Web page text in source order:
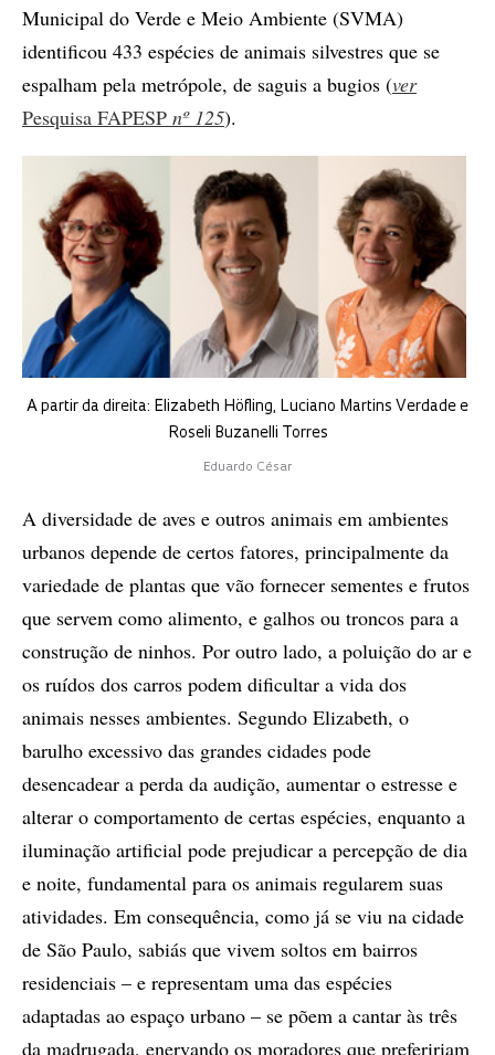
Municipal do Verde e Meio Ambiente (SVMA)
identificou 433 espécies de animais silvestres que se
espalham pela metrópole, de saguis a bugios (ver
Pesquisa FAPESP nº 125).
A partir da direita: Elizabeth Höfling, Luciano Martins Verdade e
Roseli Buzanelli Torres
Eduardo César
A diversidade de aves e outros animais em ambientes
urbanos depende de certos fatores, principalmente da
variedade de plantas que vão fornecer sementes e frutos
que servem como alimento, e galhos ou troncos para a
construção de ninhos. Por outro lado, a poluição do ar e
os ruídos dos carros podem dificultar a vida dos
animais nesses ambientes. Segundo Elizabeth, o
barulho excessivo das grandes cidades pode
desencadear a perda da audição, aumentar o estresse e
alterar o comportamento de certas espécies, enquanto a
iluminação artificial pode prejudicar a percepção de dia
e noite, fundamental para os animais regularem suas
atividades. Em consequência, como já se viu na cidade
de São Paulo, sabiás que vivem soltos em bairros
residenciais – e representam uma das espécies
adaptadas ao espaço urbano – se põem a cantar às três
da madrugada, enervando os moradores que prefeririam